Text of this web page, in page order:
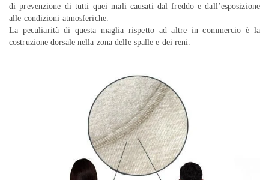
di prevenzione di tutti quei mali causati dal freddo e dall’esposizione
alle condizioni atmosferiche.
La peculiarità di questa maglia rispetto ad altre in commercio è la
costruzione dorsale nella zona delle spalle e dei reni.